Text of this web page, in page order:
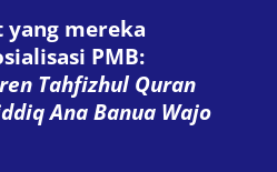
yang mereka
PMB:
Tahfizhul Quran
Ana Banua Wajo